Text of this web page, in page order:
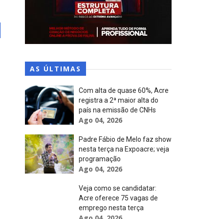
AS ÚLTIMAS
Com alta de quase 60%, Acre
registra a 2ª maior alta do
país na emissão de CNHs
Ago 04, 2026
Padre Fábio de Melo faz show
nesta terça na Expoacre; veja
programação
Ago 04, 2026
Veja como se candidatar:
Acre oferece 75 vagas de
emprego nesta terça